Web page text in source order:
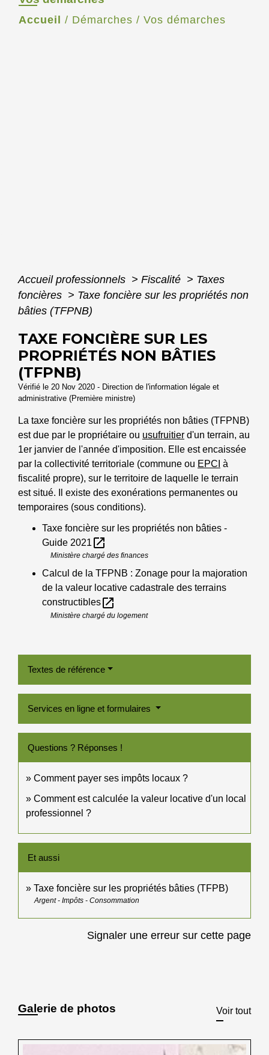
Accueil / Démarches / Vos démarches
Accueil professionnels > Fiscalité > Taxes
foncières > Taxe foncière sur les propriétés non
bâties (TFPNB)
TAXE FONCIÈRE SUR LES
PROPRIÉTÉS NON BÂTIES
(TFPNB)
Vérifié le 20 Nov 2020 - Direction de l'information légale et
administrative (Première ministre)
La taxe foncière sur les propriétés non bâties (TFPNB)
est due par le propriétaire ou usufruitier d'un terrain, au
1er janvier de l'année d'imposition. Elle est encaissée
par la collectivité territoriale (commune ou EPCI à
fiscalité propre), sur le territoire de laquelle le terrain
est situé. Il existe des exonérations permanentes ou
temporaires (sous conditions).
Taxe foncière sur les propriétés non bâties -
Guide 2021 open_in_new
Ministère chargé des finances
Calcul de la TFPNB : Zonage pour la majoration
de la valeur locative cadastrale des terrains
constructiblesopen_in_new
Ministère chargé du logement
Textes de référence
Services en ligne et formulaires
Questions ? Réponses !
Comment payer ses impôts locaux ?
Comment est calculée la valeur locative d'un local
professionnel ?
Et aussi
Taxe foncière sur les propriétés bâties (TFPB)
Argent - Impôts - Consommation
Signaler une erreur sur cette page
Galerie de photos Voir tout